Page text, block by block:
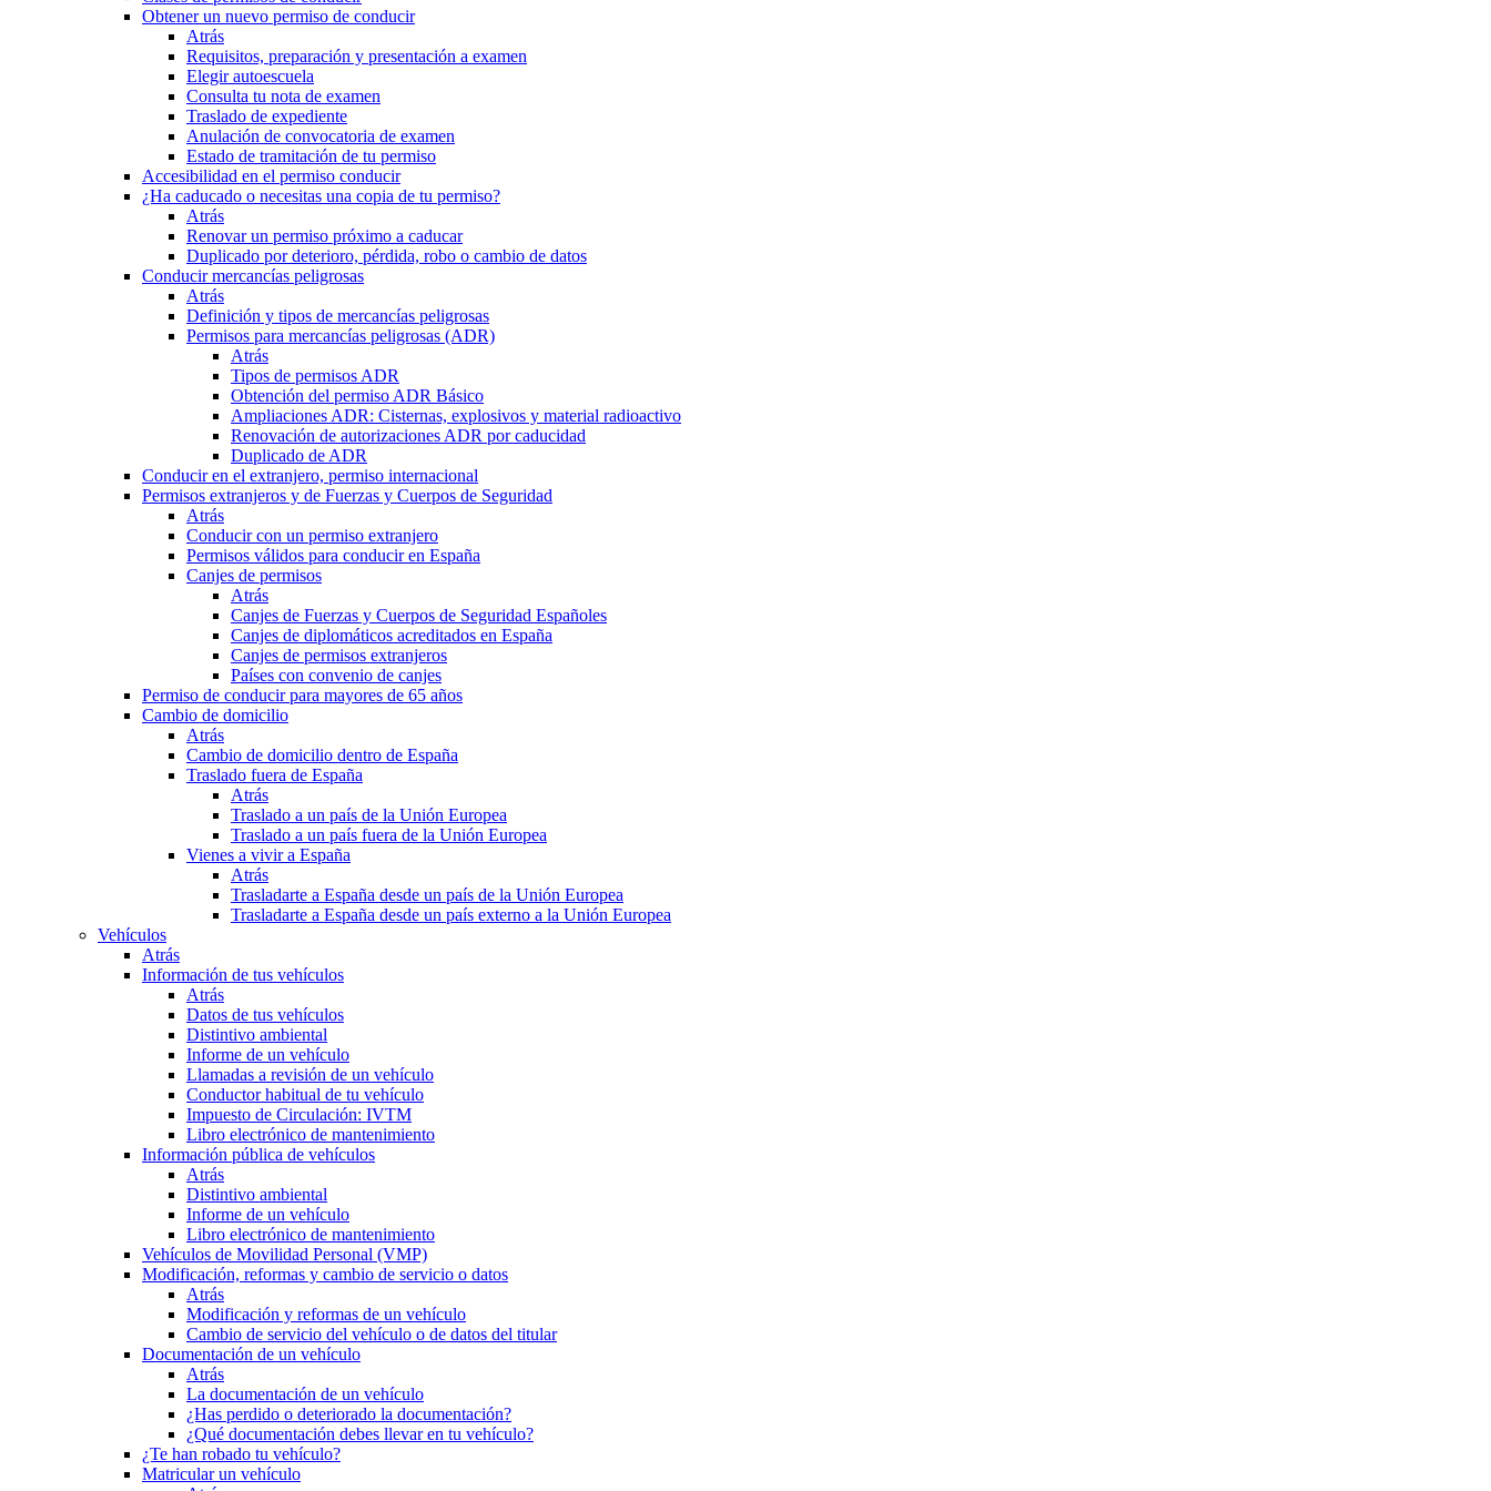
Obtener un nuevo permiso de conducir
Atrás
Requisitos, preparación y presentación a examen
Elegir autoescuela
Consulta tu nota de examen
Traslado de expediente
Anulación de convocatoria de examen
Estado de tramitación de tu permiso
Accesibilidad en el permiso conducir
¿Ha caducado o necesitas una copia de tu permiso?
Atrás
Renovar un permiso próximo a caducar
Duplicado por deterioro, pérdida, robo o cambio de datos
Conducir mercancías peligrosas
Atrás
Definición y tipos de mercancías peligrosas
Permisos para mercancías peligrosas (ADR)
Atrás
Tipos de permisos ADR
Obtención del permiso ADR Básico
Ampliaciones ADR: Cisternas, explosivos y material radioactivo
Renovación de autorizaciones ADR por caducidad
Duplicado de ADR
Conducir en el extranjero, permiso internacional
Permisos extranjeros y de Fuerzas y Cuerpos de Seguridad
Atrás
Conducir con un permiso extranjero
Permisos válidos para conducir en España
Canjes de permisos
Atrás
Canjes de Fuerzas y Cuerpos de Seguridad Españoles
Canjes de diplomáticos acreditados en España
Canjes de permisos extranjeros
Países con convenio de canjes
Permiso de conducir para mayores de 65 años
Cambio de domicilio
Atrás
Cambio de domicilio dentro de España
Traslado fuera de España
Atrás
Traslado a un país de la Unión Europea
Traslado a un país fuera de la Unión Europea
Vienes a vivir a España
Atrás
Trasladarte a España desde un país de la Unión Europea
Trasladarte a España desde un país externo a la Unión Europea
Vehículos
Atrás
Información de tus vehículos
Atrás
Datos de tus vehículos
Distintivo ambiental
Informe de un vehículo
Llamadas a revisión de un vehículo
Conductor habitual de tu vehículo
Impuesto de Circulación: IVTM
Libro electrónico de mantenimiento
Información pública de vehículos
Atrás
Distintivo ambiental
Informe de un vehículo
Libro electrónico de mantenimiento
Vehículos de Movilidad Personal (VMP)
Modificación, reformas y cambio de servicio o datos
Atrás
Modificación y reformas de un vehículo
Cambio de servicio del vehículo o de datos del titular
Documentación de un vehículo
Atrás
La documentación de un vehículo
¿Has perdido o deteriorado la documentación?
¿Qué documentación debes llevar en tu vehículo?
¿Te han robado tu vehículo?
Matricular un vehículo